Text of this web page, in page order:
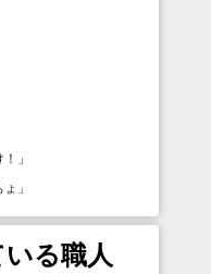
」
」
る職人